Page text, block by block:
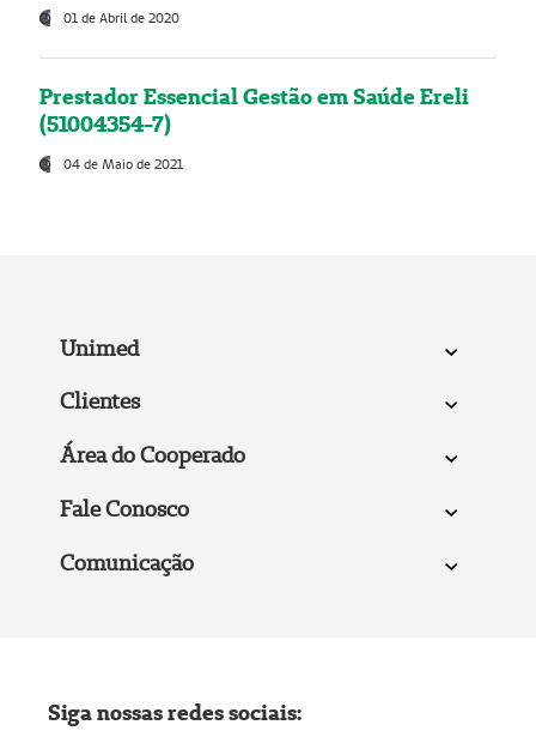
01 de Abril de 2020
Prestador Essencial Gestão em Saúde Ereli
(51004354-7)
04 de Maio de 2021
Unimed
Clientes
Área do Cooperado
Fale Conosco
Comunicação
Siga nossas redes sociais: